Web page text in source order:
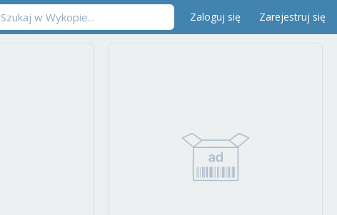
Zaloguj się Zarejestruj się